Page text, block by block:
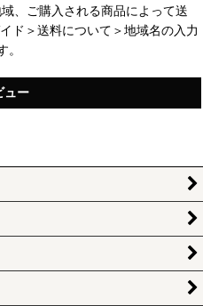
、ご購入される商品によって送
ド＞送料について＞地域名の入力
ュー